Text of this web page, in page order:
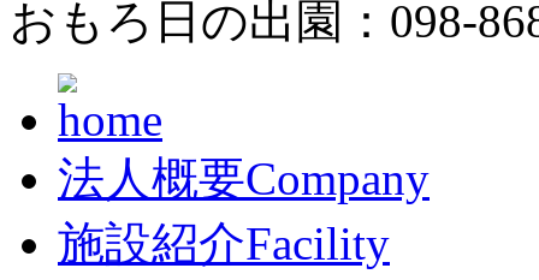
おもろ日の出園： 098-
法人概要Company
施設紹介Facility